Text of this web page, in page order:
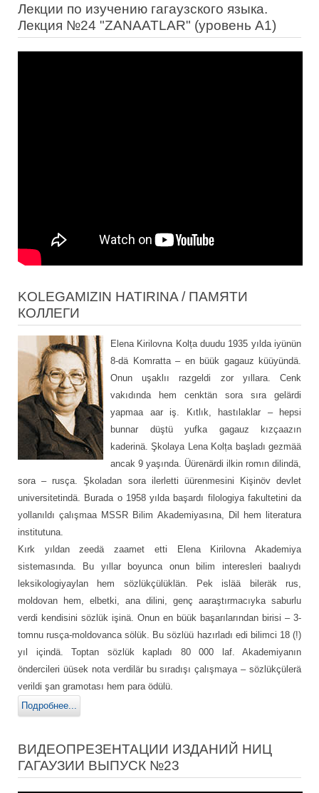
Лекции по изучению гагаузского языка.
Лекция №24 "ZANAATLAR" (уровень А1)
KOLEGAMIZIN HATIRINA / ПАМЯТИ
КОЛЛЕГИ
Elena Kirilovna Kolța duudu 1935 yılda iyünün
8-dä Komratta – en büük gagauz küüyündä.
Onun uşaklıı razgeldi zor yıllara. Cenk
vakıdında hem cenktän sora sıra gelärdi
yapmaa aar iş. Kıtlık, hastılaklar – hepsi
bunnar düştü yufka gagauz kızçaazın
kaderinä. Şkolaya Lena Kolța başladı gezmää
ancak 9 yaşında. Üürenärdi ilkin romın dilindä,
sora – rusça. Şkoladan sora ilerletti üürenmesini Kişinöv devlet
universitetindä. Burada o 1958 yılda başardı filologiya fakultetini da
yollanıldı çalışmaa MSSR Bilim Akademiyasına, Dil hem literatura
institutuna.
Kırk yıldan zeedä zaamet etti Elena Kirilovna Akademiya
sistemasında. Bu yıllar boyunca onun bilim interesleri baalıydı
leksikologiyaylan hem sözlükçülüklän. Pek islää bileräk rus,
moldovan hem, elbetki, ana dilini, genç aaraştırmacıyka saburlu
verdi kendisini sözlük işinä. Onun en büük başarılarından birisi – 3-
tomnu rusça-moldovanca sölük. Bu sözlüü hazırladı edi bilimci 18 (!)
yıl içindä. Toptan sözlük kapladı 80 000 laf. Akademiyanın
öndercileri üüsek nota verdilär bu sıradışı çalışmaya – sözlükçülerä
verildi şan gramotası hem para ödülü.
Подробнее...
ВИДЕОПРЕЗЕНТАЦИИ ИЗДАНИЙ НИЦ
ГАГАУЗИИ ВЫПУСК №23